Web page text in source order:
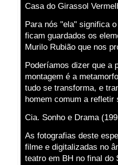
Casa do Girassol
Para nós "ela" significa
ficam guardados os
Murilo Rubião que nos
Poderíamos dizer que a
montagem é a
tudo se transforma, e
homem comum a refletir
Cia. Sonho e Drama
As fotografias deste
filme e digitalizadas no
teatro em BH no final do